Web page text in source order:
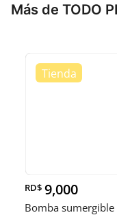
Más de TODO
RD$ 9,000
Bomba